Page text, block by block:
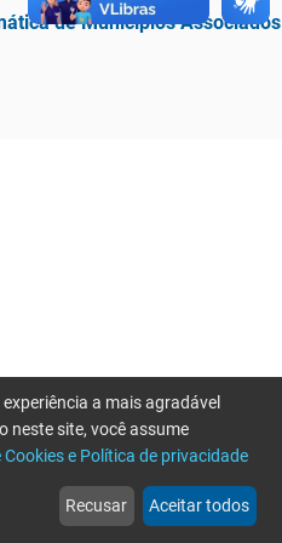
de Municípios Associados
web
Notícias
more_horiz
Mais
a mais agradável
neste site, você assume
Cookies e Política de privacidade
Recusar Aceitar todos
favor tente novamente